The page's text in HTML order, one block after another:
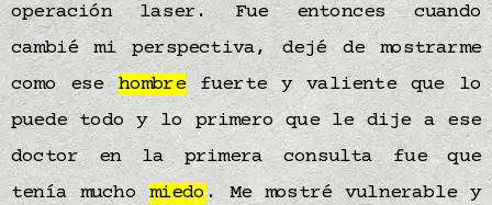
operación laser. Fue entonces cuando
cambié mi perspectiva, dejé de mostrarme
como ese hombrefuerte y valiente que lo
puede todo y lo primero que le dije a ese
doctor en la primera consulta fue que
tenía muchomiedo . Me mostré vulnerable y